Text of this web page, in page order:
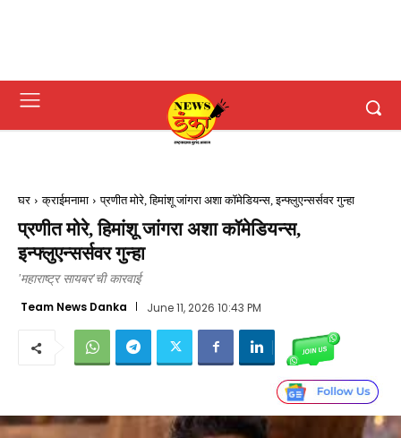
घर क्राईमनामा प्रणीत मोरे, हिमांशू जांगरा अशा कॉमेडियन्स, इन्फ्लुएन्सर्सवर गुन्हा
प्रणीत मोरे, हिमांशू जांगरा अशा कॉमेडियन्स,
इन्फ्लुएन्सर्सवर गुन्हा
'महाराष्ट्र सायबर'ची कारवाई
Team News Danka June 11, 2026 10:43 PM